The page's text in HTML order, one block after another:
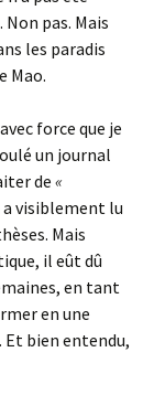
pas. Mais
les paradis
Mao.
force que je
un journal
de «
a visiblement lu
Mais
il eût dû
en tant
en une
Et bien entendu,